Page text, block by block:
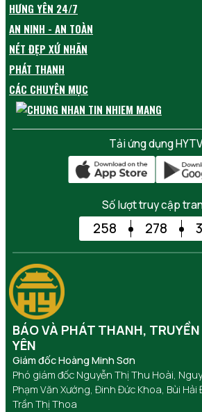
HƯNG YÊN 24/7
AN NINH - AN TOÀN
NÉT ĐẸP XỨ NHÃN
PHÁT THANH
CÁC CHUYÊN MỤC
Tải ứng dụng HYTV
Số lượt truy cập
258 278
BÁO VÀ PHÁT THANH,
YÊN
Giám đốc Hoàng Minh Sơn
Phó giám đốc Nguyễn Thị Thu Hoài,
Phạm Văn Xướng, Đinh Đức Khoa, Bùi Hải
Trần Thị Thoa